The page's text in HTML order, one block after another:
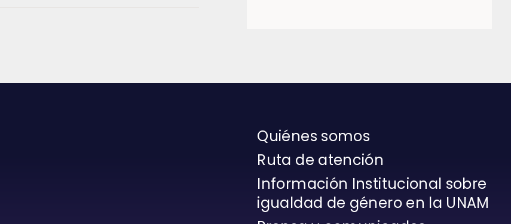
Quiénes somos
Ruta de atención
Información Institucional sobre
igualdad de género en la UNAM